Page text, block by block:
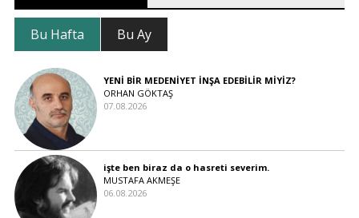
Bu Hafta Bu Ay
YENİ BİR MEDENİYET İNŞA EDEBİLİR MİYİZ?
ORHAN GÖKTAŞ
07.08.2026
işte ben biraz da o hasreti severim.
MUSTAFA AKMEŞE
06.08.2026